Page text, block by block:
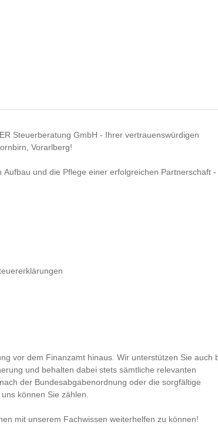
Steuerberatung GmbH - Ihrer vertrauenswürdigen
Vorarlberg!
Aufbau und die Pflege einer erfolgreichen Partnerschaft -
- auf uns können Sie zählen.
mit unserem Fachwissen weiterhelfen zu können!